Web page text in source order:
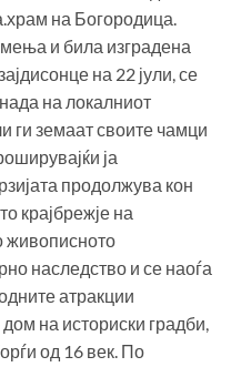
на Богородица.
и била изградена
на 22 јули, се
на локалниот
ги земаат своите чамци
ја
продолжува кон
крајбрежје на
живописното
наследство и се наоѓа
атракции
на историски градби,
од 16 век. По